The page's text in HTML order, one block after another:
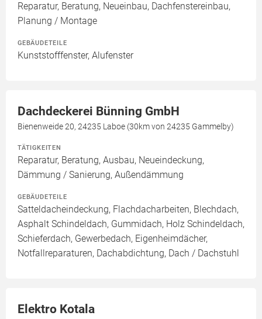
Reparatur, Beratung, Neueinbau, Dachfenstereinbau,
Planung / Montage
GEBÄUDETEILE
Kunststofffenster, Alufenster
Dachdeckerei Bünning GmbH
Bienenweide 20, 24235 Laboe (30km von 24235 Gammelby)
TÄTIGKEITEN
Reparatur, Beratung, Ausbau, Neueindeckung,
Dämmung / Sanierung, Außendämmung
GEBÄUDETEILE
Satteldacheindeckung, Flachdacharbeiten, Blechdach,
Asphalt Schindeldach, Gummidach, Holz Schindeldach,
Schieferdach, Gewerbedach, Eigenheimdächer,
Notfallreparaturen, Dachabdichtung, Dach / Dachstuhl
Elektro Kotala